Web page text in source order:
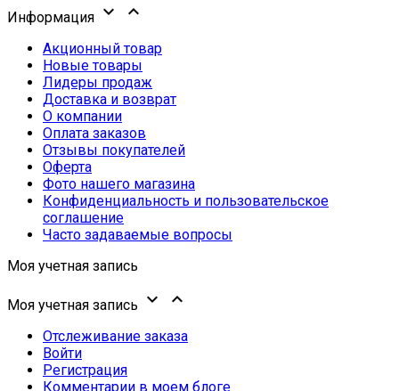
Информация  
Акционный товар
Новые товары
Лидеры продаж
Доставка и возврат
О компании
Оплата заказов
Отзывы покупателей
Оферта
Фото нашего магазина
Конфиденциальность и пользовательское
соглашение
Часто задаваемые вопросы
Моя учетная запись
Моя учетная запись  
Отслеживание заказа
Войти
Регистрация
Комментарии в моем блоге